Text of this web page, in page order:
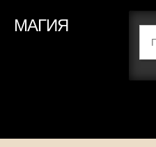
МАГИЯ